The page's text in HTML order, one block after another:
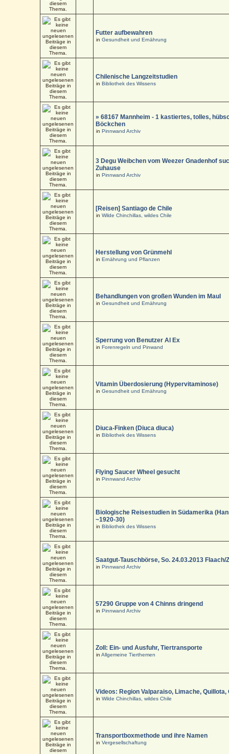
Futter aufbewahren
inGesundheit und Ernährung
Chilenische Langzeitstudien
inBibliothek des Wissens
» 68167 Mannheim - 1 kastiertes, tolles,
Böckchen
inPinnwand Archiv
3 Degu Weibchen vom Weezer Gnadenhof
Zuhause
inPinnwand Archiv
[Reisen] Santiago de Chile
inWilde Chinchillas, wildes Chile
Herstellung von Grünmehl
inErnährung und Pflanzen
Behandlungen von großen Wunden im Maul
inGesundheit und Ernährung
Sperrung von Benutzer Al Ex
inForenregeln und Pinwand
Vitamin Überdosierung (Hypervitaminose)
inGesundheit und Ernährung
Diuca-Finken (Diuca diuca)
inBibliothek des Wissens
Flying Saucer Wheel gesucht
inPinnwand Archiv
Biologische Reisestudien in Südamerika
~1920-30)
inBibliothek des Wissens
Saatgut-Tauschbörse, So. 24.03.2013 Flaach/
inPinnwand Archiv
57290 Gruppe von 4 Chinns dringend
inPinnwand Archiv
Zoll: Ein- und Ausfuhr, Tiertransporte
inAllgemeine Tierthemen
Videos: Region Valparaiso, Limache, Quillota,
inWilde Chinchillas, wildes Chile
Transportboxmethode und ihre Namen
inVergesellschaftung